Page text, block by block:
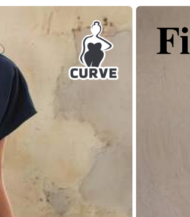
Méretnek megfelelő